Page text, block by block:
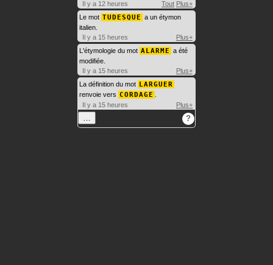
Il y a 12 heures
Tout Plus+
Le mot TUDESQUE a un étymon
italien.
Il y a 15 heures
Plus+
L'étymologie du mot ALARME a été
modifiée.
Il y a 15 heures
Plus+
La définition du mot LARGUER
renvoie vers CORDAGE
Il y a 15 heures
Plus+
?